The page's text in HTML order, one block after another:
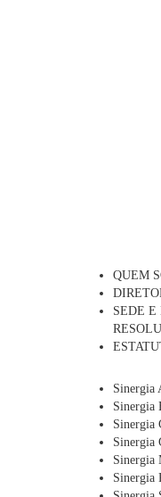
QUEM
SEDE E
Sinergia
Sinergia
Sinergia
Sinergia
Sinergia
Sinergia